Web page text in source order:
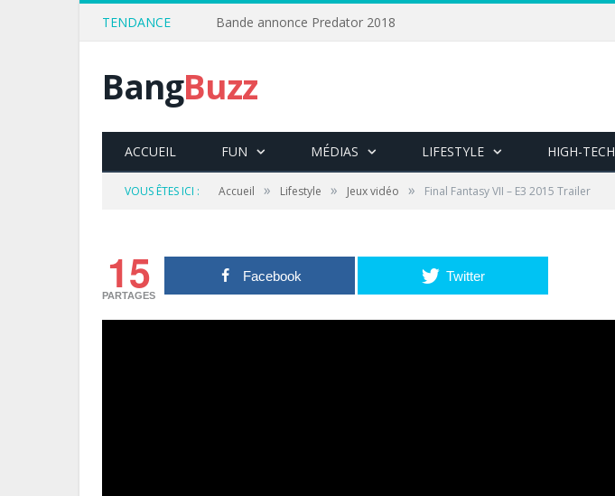
TENDANCE Bande annonce Predator 2018
BangBuzz
ACCUEIL FUN MÉDIAS LIFESTYLE HIGH-TECH
VOUS ÊTES ICI : Accueil » Lifestyle » Jeux vidéo » Final Fantasy VII – E3 2015 Trailer
15
PARTAGES
Facebook Twitter